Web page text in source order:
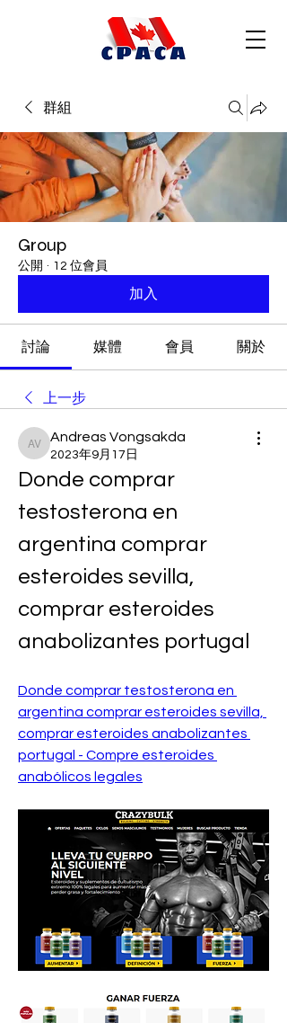
群組
Group
公開 · 12 位會員
加入
討論 媒體 會員 關於
上一步
Andreas Vongsakda
Andreas Vongsakda
2023年9月17日
Donde comprar
testosterona en
argentina comprar
esteroides sevilla,
comprar esteroides
anabolizantes portugal
Donde comprar testosterona en
argentina comprar esteroides sevilla,
comprar esteroides anabolizantes
portugal - Compre esteroides
anabólicos legales